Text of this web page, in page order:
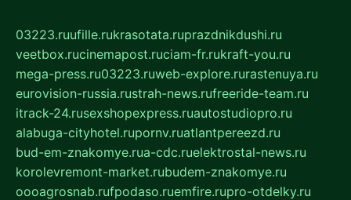
03223.ruufille.rukrasotata.ruprazdnikdushi.ru
veetbox.rucinemapost.ruciam-fr.rukraft-you.ru
mega-press.ru03223.ruweb-explore.rurastenuya.ru
eurovision-russia.rustrah-news.rufreeride-team.ru
itrack-24.rusexshopexpress.ruautostudiopro.ru
alabuga-cityhotel.rupornv.ruatlantpereezd.ru
bud-em-znakomye.rua-cdc.ruelektrostal-news.ru
korolevremont-market.rubudem-znakomye.ru
oooagrosnab.rufpodaso.ruemfire.rupro-otdelky.ru